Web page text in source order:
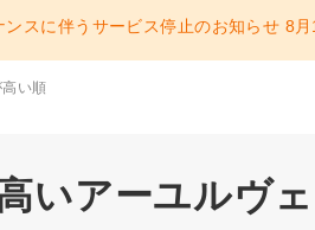
ンスに伴うサービス停止のお知らせ 8
高い順
いアーユルヴ